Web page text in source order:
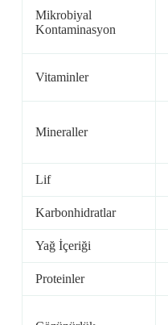
Mikrobiyal
Kontaminasyon
Vitaminler
Mineraller
Lif
Karbonhidratlar
Yağ İçeriği
Proteinler